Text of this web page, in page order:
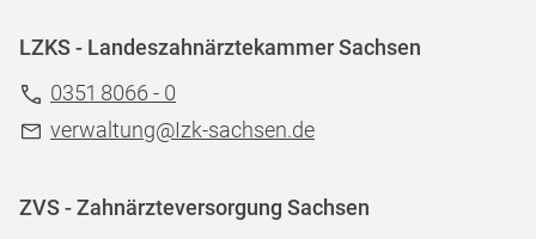
LZKS - Landeszahnärztekammer Sachsen
0351 8066 - 0
verwaltung@Izk-sachsen.de
ZVS - Zahnärzteversorgung Sachsen